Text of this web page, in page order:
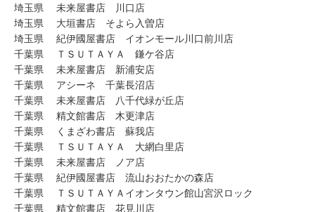
埼玉県 未来屋書店 川口店
埼玉県 大垣書店 そよら入曽店
埼玉県 紀伊國屋書店 イオンモール川口前川店
千葉県 ＴＳＵＴＡＹＡ 鎌ケ谷店
千葉県 未来屋書店 新浦安店
千葉県 アシーネ 千葉長沼店
千葉県 未来屋書店 八千代緑が丘店
千葉県 精文館書店 木更津店
千葉県 くまざわ書店 蘇我店
千葉県 ＴＳＵＴＡＹＡ 大網白里店
千葉県 未来屋書店 ノア店
千葉県 紀伊國屋書店 流山おおたかの森店
千葉県 ＴＳＵＴＡＹＡイオンタウン館山宮沢ロック
千葉県 精文館書店 花見川店